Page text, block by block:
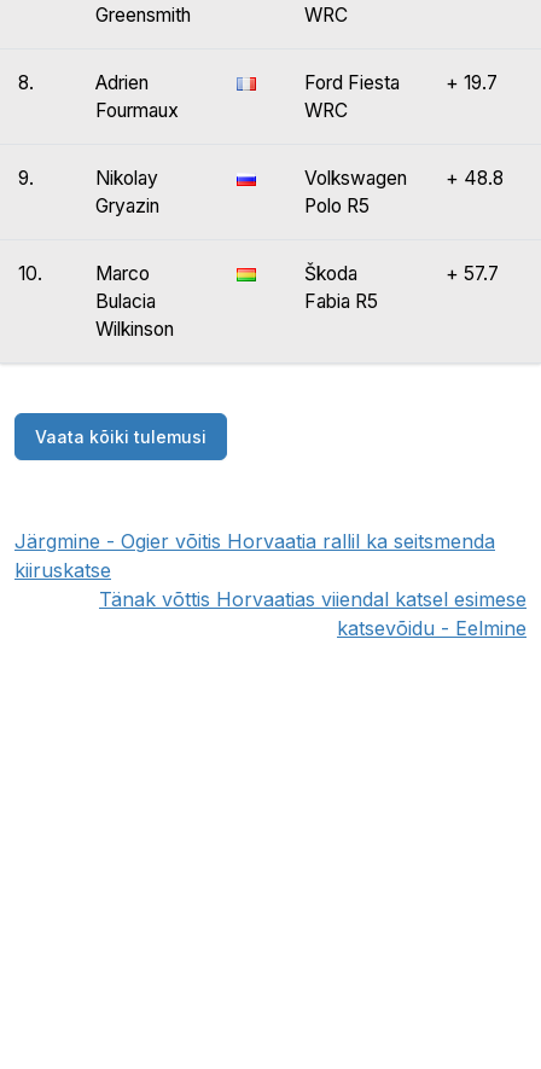
Greensmith
WRC
8.
Adrien
Fourmaux
Ford Fiesta
WRC
+ 19.7
9.
Nikolay
Gryazin
Volkswagen
Polo R5
+ 48.8
10.
Marco
Bulacia
Wilkinson
Škoda
Fabia R5
+ 57.7
Vaata kõiki tulemusi
Järgmine - Ogier võitis Horvaatia rallil ka seitsmenda
kiiruskatse
Tänak võttis Horvaatias viiendal katsel esimese
katsevõidu - Eelmine